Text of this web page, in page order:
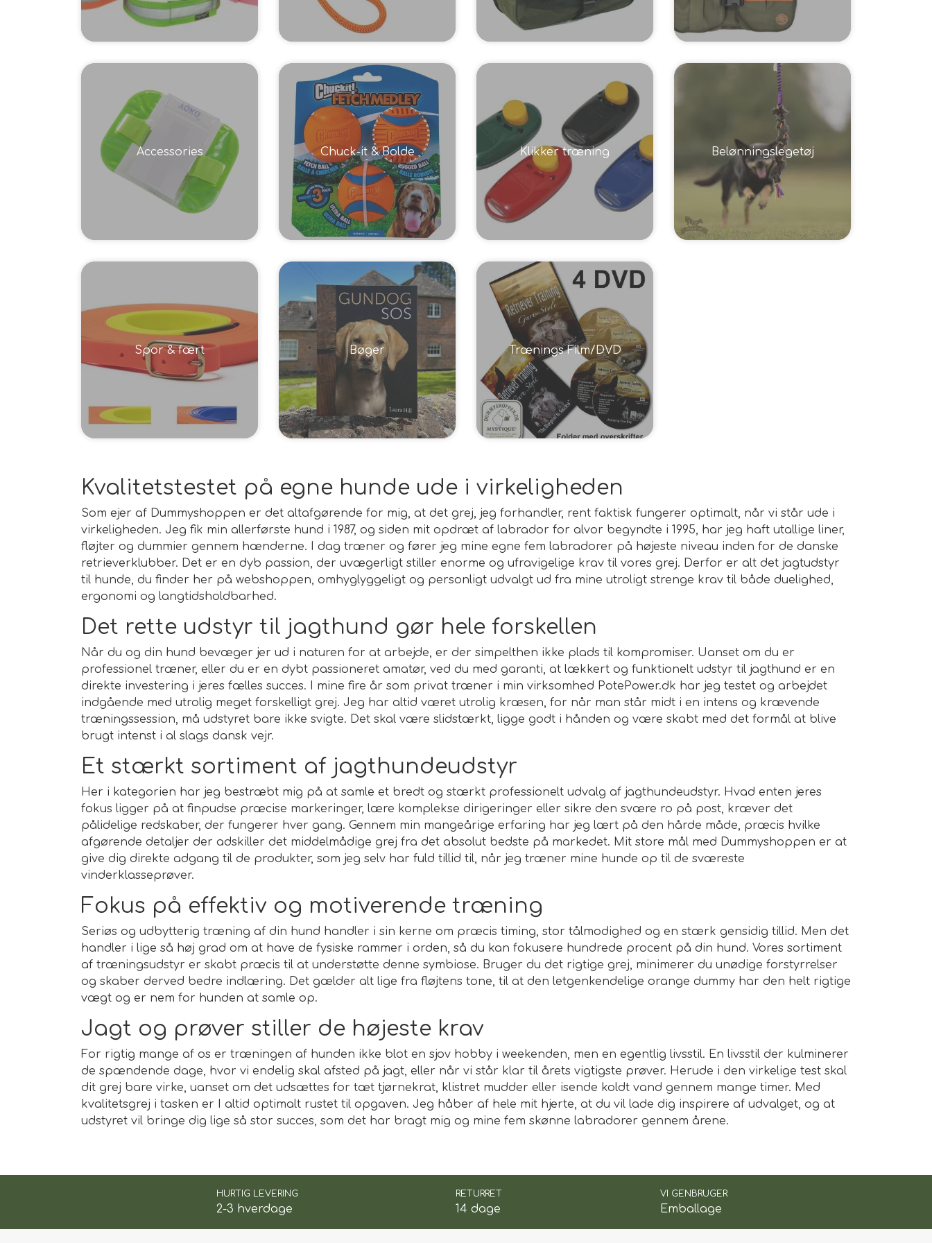
Accessories Chuck-it & Bolde Klikker træning Belønningslegetøj
Spor & fært Bøger Trænings Film/DVD
Kvalitetstestet på egne hunde ude i virkeligheden
Som ejer af Dummyshoppen er det altafgørende for mig, at det grej, jeg forhandler, rent faktisk fungerer optimalt, når vi står ude i
virkeligheden. Jeg fik min allerførste hund i 1987, og siden mit opdræt af labrador for alvor begyndte i 1995, har jeg haft utallige liner,
fløjter og dummier gennem hænderne. I dag træner og fører jeg mine egne fem labradorer på højeste niveau inden for de danske
retrieverklubber. Det er en dyb passion, der uvægerligt stiller enorme og ufravigelige krav til vores grej. Derfor er alt det jagtudstyr
til hunde, du finder her på webshoppen, omhyglyggeligt og personligt udvalgt ud fra mine utroligt strenge krav til både duelighed,
ergonomi og langtidsholdbarhed.
Det rette udstyr til jagthund gør hele forskellen
Når du og din hund bevæger jer ud i naturen for at arbejde, er der simpelthen ikke plads til kompromiser. Uanset om du er
professionel træner, eller du er en dybt passioneret amatør, ved du med garanti, at lækkert og funktionelt udstyr til jagthund er en
direkte investering i jeres fælles succes. I mine fire år som privat træner i min virksomhed PotePower.dk har jeg testet og arbejdet
indgående med utrolig meget forskelligt grej. Jeg har altid været utrolig kræsen, for når man står midt i en intens og krævende
træningssession, må udstyret bare ikke svigte. Det skal være slidstærkt, ligge godt i hånden og være skabt med det formål at blive
brugt intenst i al slags dansk vejr.
Et stærkt sortiment af jagthundeudstyr
Her i kategorien har jeg bestræbt mig på at samle et bredt og stærkt professionelt udvalg af jagthundeudstyr. Hvad enten jeres
fokus ligger på at finpudse præcise markeringer, lære komplekse dirigeringer eller sikre den svære ro på post, kræver det
pålidelige redskaber, der fungerer hver gang. Gennem min mangeårige erfaring har jeg lært på den hårde måde, præcis hvilke
afgørende detaljer der adskiller det middelmådige grej fra det absolut bedste på markedet. Mit store mål med Dummyshoppen er at
give dig direkte adgang til de produkter, som jeg selv har fuld tillid til, når jeg træner mine hunde op til de sværeste
vinderklasseprøver.
Fokus på effektiv og motiverende træning
Seriøs og udbytterig træning af din hund handler i sin kerne om præcis timing, stor tålmodighed og en stærk gensidig tillid. Men det
handler i lige så høj grad om at have de fysiske rammer i orden, så du kan fokusere hundrede procent på din hund. Vores sortiment
af træningsudstyr er skabt præcis til at understøtte denne symbiose. Bruger du det rigtige grej, minimerer du unødige forstyrrelser
og skaber derved bedre indlæring. Det gælder alt lige fra fløjtens tone, til at den letgenkendelige orange dummy har den helt rigtige
vægt og er nem for hunden at samle op.
Jagt og prøver stiller de højeste krav
For rigtig mange af os er træningen af hunden ikke blot en sjov hobby i weekenden, men en egentlig livsstil. En livsstil der kulminerer
de spændende dage, hvor vi endelig skal afsted på jagt, eller når vi står klar til årets vigtigste prøver. Herude i den virkelige test skal
dit grej bare virke, uanset om det udsættes for tæt tjørnekrat, klistret mudder eller isende koldt vand gennem mange timer. Med
kvalitetsgrej i tasken er I altid optimalt rustet til opgaven. Jeg håber af hele mit hjerte, at du vil lade dig inspirere af udvalget, og at
udstyret vil bringe dig lige så stor succes, som det har bragt mig og mine fem skønne labradorer gennem årene.
HURTIG LEVERING
2-3 hverdage
RETURRET
14 dage
VI GENBRUGER
Emballage